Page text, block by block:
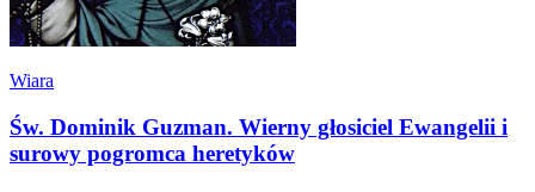
Wiara
Św. Dominik Guzman. Wierny głosiciel Ewangelii i
surowy pogromca heretyków